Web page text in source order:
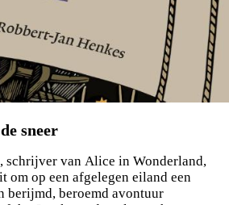
sneer
schrijver van Alice in Wonderland,
om op een afgelegen eiland een
berijmd, beroemd avontuur